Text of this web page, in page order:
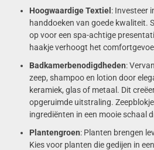
Hoogwaardige Textiel : Investeer
handdoeken van goede kwaliteit.
op voor een spa-achtige
haakje verhoogt het
Badkamerbenodigdheden:
zeep, shampoo en lotion door
keramiek, glas of metaal. Dit
opgeruimde uitstraling.
ingrediënten in een mooie schaal
Plantengroen: Planten brengen
Kies voor planten die gedijen in